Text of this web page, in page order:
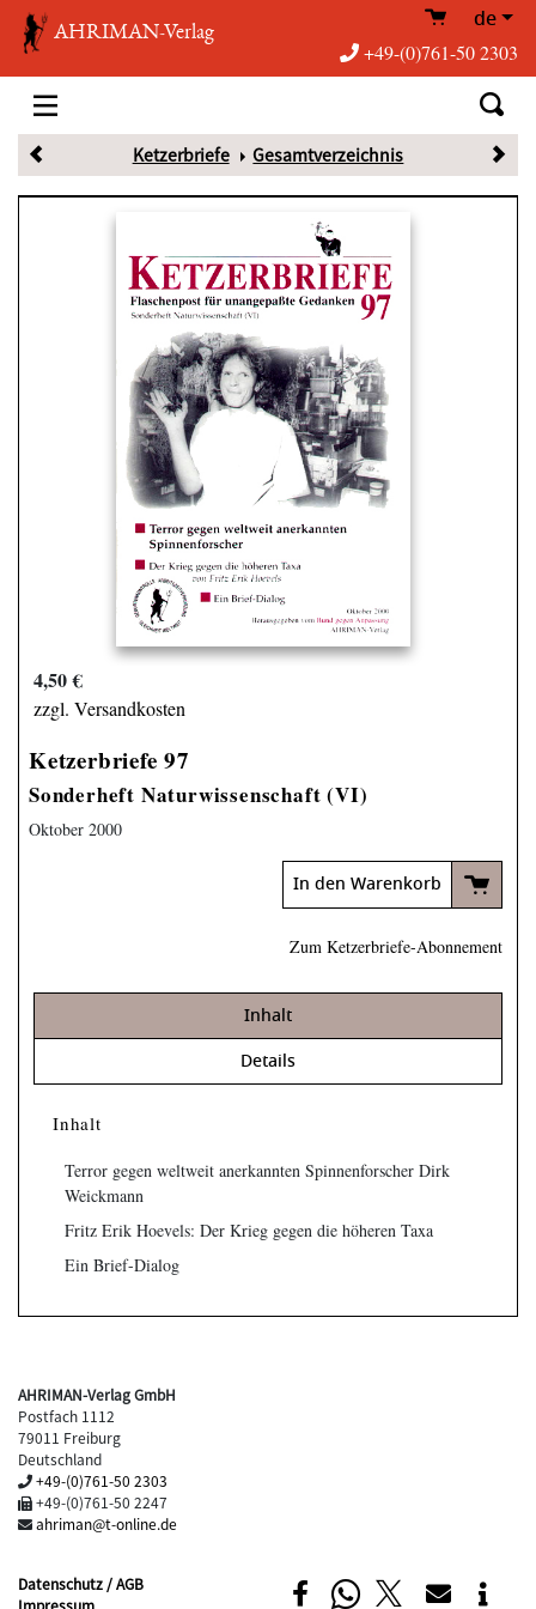
AHRIMAN-Verlag de
+49-(0)761-50 2303
Ketzerbriefe Gesamtverzeichnis
4,50 €
zzgl. Versandkosten
Ketzerbriefe 97
Sonderheft Naturwissenschaft (VI)
Oktober 2000
In den Warenkorb
Zum Ketzerbriefe-Abonnement
Inhalt
Details
Inhalt
Terror gegen weltweit anerkannten Spinnenforscher Dirk
Weickmann
Fritz Erik Hoevels: Der Krieg gegen die höheren Taxa
Ein Brief-Dialog
AHRIMAN-Verlag GmbH
Postfach 1112
79011 Freiburg
Deutschland
+49-(0)761-50 2303
+49-(0)761-50 2247
ahriman@t-online.de
Datenschutz / AGB